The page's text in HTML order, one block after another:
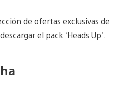
de ofertas exclusivas de
el pack ‘Heads Up’.